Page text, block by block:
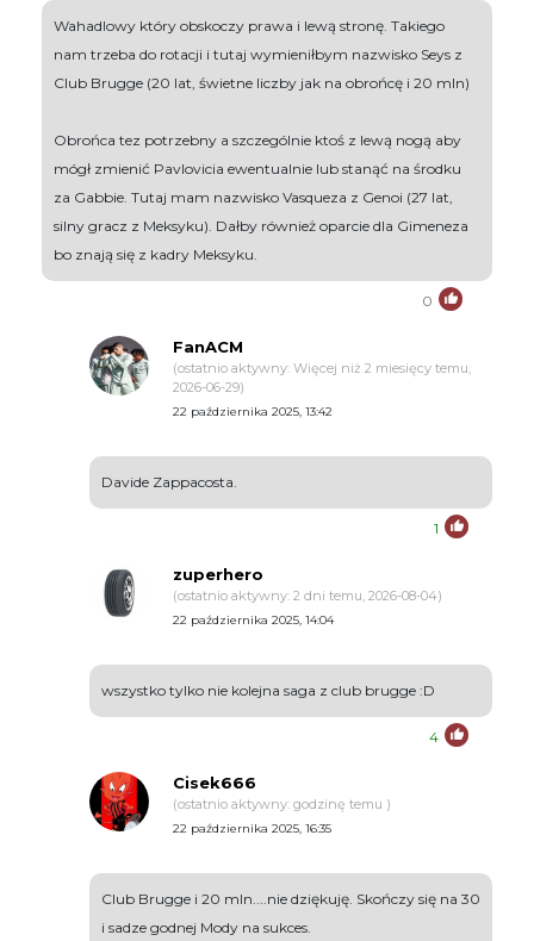
Wahadlowy który obskoczy prawa i lewą stronę. Takiego
nam trzeba do rotacji i tutaj wymieniłbym nazwisko Seys z
Club Brugge (20 lat, świetne liczby jak na obrońcę i 20 mln)
Obrońca tez potrzebny a szczególnie ktoś z lewą nogą aby
mógł zmienić Pavlovicia ewentualnie lub stanąć na środku
za Gabbie. Tutaj mam nazwisko Vasqueza z Genoi (27 lat,
silny gracz z Meksyku). Dałby również oparcie dla Gimeneza
bo znają się z kadry Meksyku.
0
FanACM
(ostatnio aktywny: Więcej niż 2 miesięcy temu,
2026-06-29)
22 października 2025, 13:42
Davide Zappacosta.
1
zuperhero
(ostatnio aktywny: 2 dni temu, 2026-08-04)
22 października 2025, 14:04
wszystko tylko nie kolejna saga z club brugge :D
4
Cisek666
(ostatnio aktywny: godzinę temu )
22 października 2025, 16:35
Club Brugge i 20 mln....nie dziękuję. Skończy się na 30
i sadze godnej Mody na sukces.